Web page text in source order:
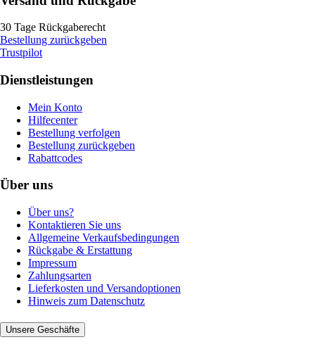
30 Tage Rückgaberecht
Bestellung zurückgeben
Trustpilot
Dienstleistungen
Mein Konto
Hilfecenter
Bestellung verfolgen
Bestellung zurückgeben
Rabattcodes
Über uns
Über uns?
Kontaktieren Sie uns
Allgemeine Verkaufsbedingungen
Rückgabe & Erstattung
Impressum
Zahlungsarten
Lieferkosten und Versandoptionen
Hinweis zum Datenschutz
Unsere Geschäfte